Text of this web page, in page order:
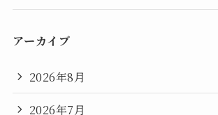
アーカイブ
2026年8月
2026年7月